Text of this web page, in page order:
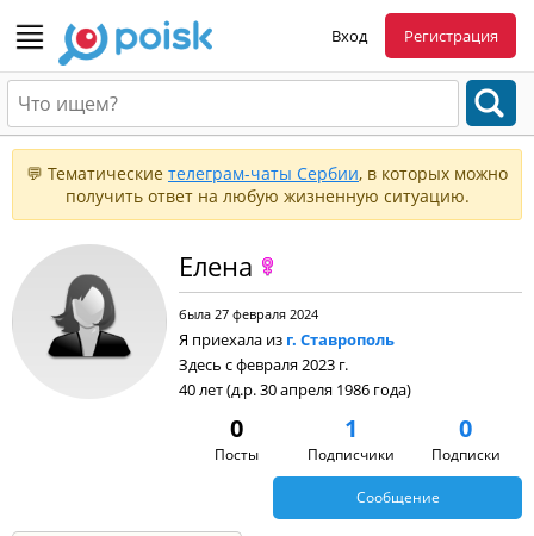
Вход Регистрация
💬 Тематические телеграм-чаты Сербии, в которых можно
получить ответ на любую жизненную ситуацию.
Елена
была 27 февраля 2024
Я приехала из г. Ставрополь
Здесь с февраля 2023 г.
40 лет (д.р. 30 апреля 1986 года)
0
Посты
1
Подписчики
0
Подписки
Сообщение